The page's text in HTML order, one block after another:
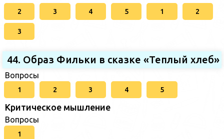
2 3 4 5 1 2
3
44. Образ Фильки в сказке «Теплый хлеб»
Вопросы
1 2 3 4 5
Критическое мышление
Вопросы
1